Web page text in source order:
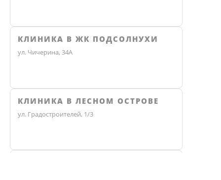
КЛИНИКА В ЖК ПОДСОЛНУХИ
ул. Чичерина, 34А
КЛИНИКА В ЛЕСНОМ ОСТРОВЕ
ул. Градостроителей, 1/3